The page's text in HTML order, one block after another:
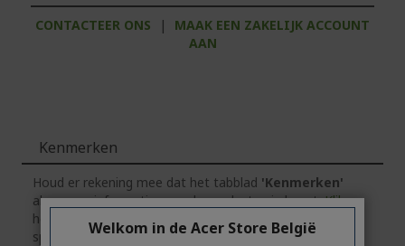
CONTACTEER ONS |
MAAK EEN ZAKELIJK ACCOUNT
AAN
Kenmerken
Houd er rekening mee dat het tabblad 'Kenmerken'
algemene informatie over de productserie bevat.Klikop
het tabblad 'Specificaties'voor de exacte technische
specificaties van het geselecteerde model.
Welkom in de Acer Store België